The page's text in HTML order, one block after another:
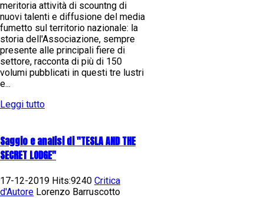
meritoria attività di scountng di
nuovi talenti e diffusione del media
fumetto sul territorio nazionale: la
storia dell'Associazione, sempre
presente alle principali fiere di
settore, racconta di più di 150
volumi pubblicati in questi tre lustri
e...
Leggi tutto
Saggio e analisi di "TESLA AND THE
SECRET LODGE"
17-12-2019 Hits:9240 Critica
d'Autore Lorenzo Barruscotto